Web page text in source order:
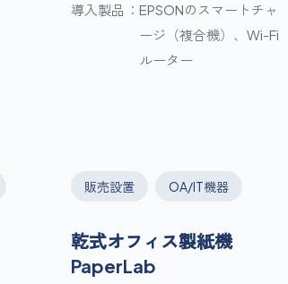
導入製品
EPSONのスマートチャ
ージ（複合機）、Wi-Fi
ルーター
販売設置 OA/IT機器
乾式オフィス製紙機
PaperLab